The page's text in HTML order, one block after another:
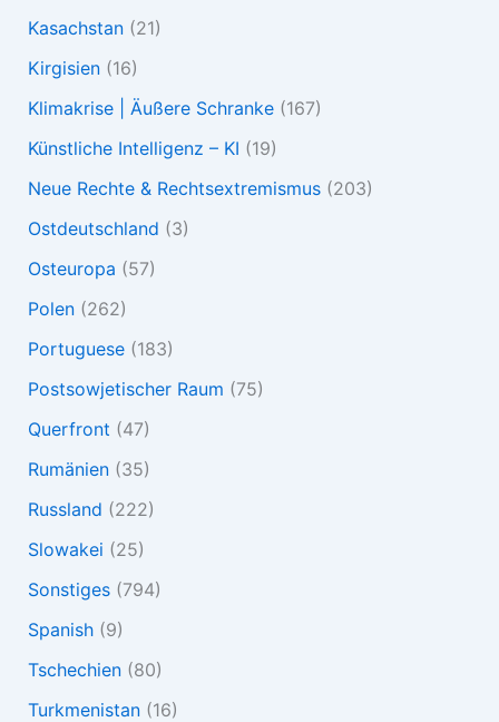
Kasachstan(21)
Kirgisien(16)
Klimakrise | Äußere Schranke(167)
Künstliche Intelligenz – KI (19)
Neue Rechte & Rechtsextremismus(203)
Ostdeutschland (3)
Osteuropa (57)
Polen(262)
Portuguese(183)
Postsowjetischer Raum (75)
Querfront (47)
Rumänien(35)
Russland (222)
Slowakei (25)
Sonstiges(794)
Spanish(9)
Tschechien(80)
Turkmenistan(16)